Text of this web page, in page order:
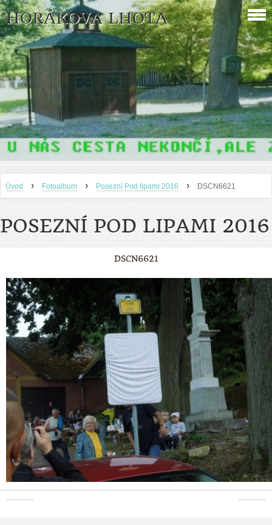
HORÁKOVA LHOTA
Úvod › Fotoalbum › Posezní Pod lipami 2016 › DSCN6621
POSEZNÍ POD LIPAMI 2016
DSCN6621